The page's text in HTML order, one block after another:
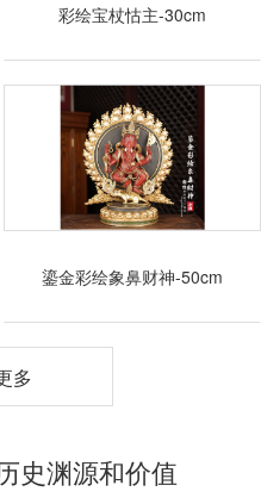
彩绘宝杖怙主-30cm
鎏金彩绘象鼻财神-50cm
多
史渊源和价值